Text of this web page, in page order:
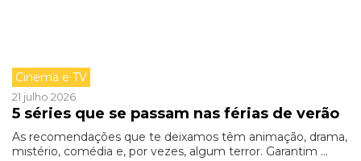
Cinema e TV
21 julho 2026
5 séries que se passam nas férias de verão
As recomendações que te deixamos têm animação, drama,
mistério, comédia e, por vezes, algum terror. Garantim ...